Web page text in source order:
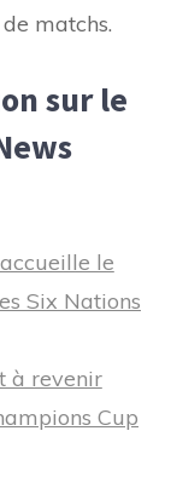
matchs.
sur le
le
Six Nations
à revenir
Cup